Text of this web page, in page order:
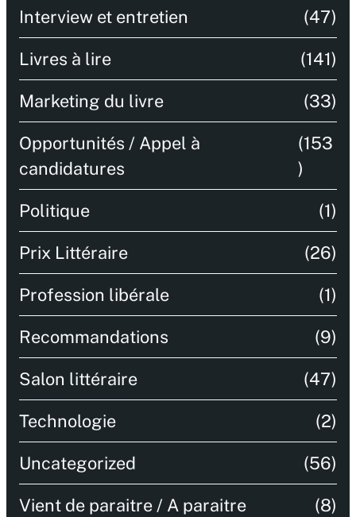
Interview et entretien (47)
Livres à lire (141)
Marketing du livre (33)
Opportunités / Appel à
candidatures
(153
)
Politique (1)
Prix Littéraire (26)
Profession libérale (1)
Recommandations (9)
Salon littéraire (47)
Technologie (2)
Uncategorized (56)
Vient de paraitre / A paraitre (8)